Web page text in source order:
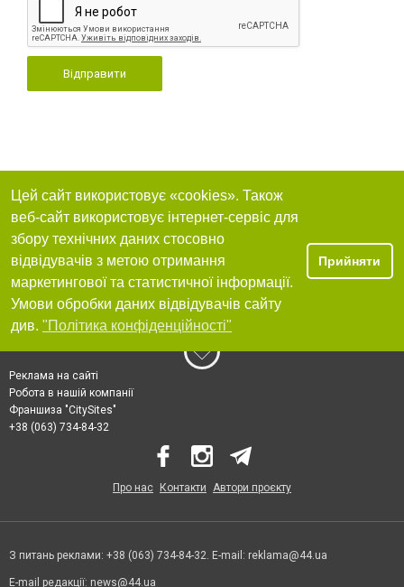
Відправити
Цей сайт використовує «cookies». Також
веб-сайт використовує інтернет-сервіс для
збору технічних даних стосовно
відвідувачів з метою отримання
маркетингової та статистичної інформації.
Умови обробки даних відвідувачів сайту
див. "Політика конфіденційності"
Прийняти
Реклама на сайті
Робота в нашій компанії
Франшиза "CitySites"
+38 (063) 734-84-32
Про нас Контакти Автори проєкту
З питань реклами: +38 (063) 734-84-32. E-mail: reklama@44.ua
E-mail редакції: news@44.ua